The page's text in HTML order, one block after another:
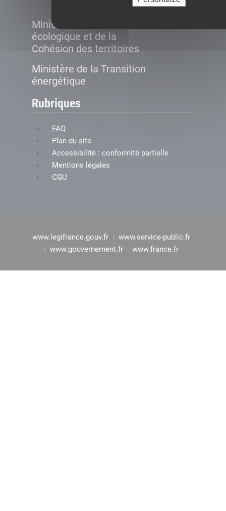
Ministère de la Transition
écologique et de la
Cohésion des territoires
Ministère de la Transition
énergétique
Rubriques
FAQ
Plan du site
Accessibilité : conformité partielle
Mentions légales
CGU
www.legifrance.gouv.fr
www.service-public.fr
www.gouvernement.fr
www.france.fr